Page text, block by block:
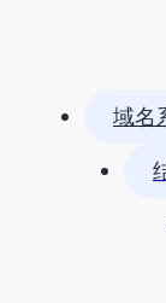
域名